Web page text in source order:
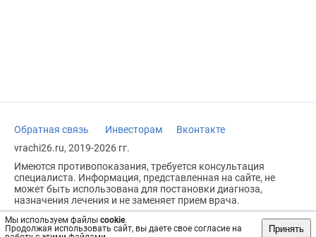
Мы используем файлы cookie.
Продолжая использовать сайт, вы даете свое согласие на
Принять
Обратная связь Инвесторам
Вконтакте
vrachi26.ru, 2019-2026 гг.
Имеются противопоказания, требуется консультация
специалиста. Информация, представленная на сайте, не
может быть использована для постановки диагноза,
назначения лечения и не заменяет прием врача.
Возрастное ограничение: 18+